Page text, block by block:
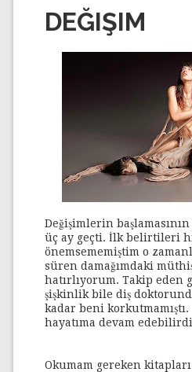
DEĞIŞIM
Değişimlerin
üç ay geçti. İlk belirtileri
önemsememiştim o
süren damağımdaki
hatırlıyorum. Takip eden
şişkinlik bile diş
kadar beni
hayatıma devam
Okumam gereken